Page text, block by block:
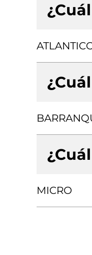
MICRO